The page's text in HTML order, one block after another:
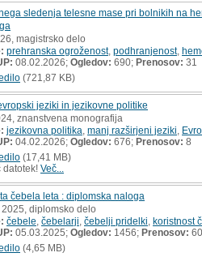
sledenja telesne mase pri bolnikih na
magistrsko delo
prehranska ogroženost, podhranjenost,
08.02.2026; Ogledov: 690; Prenosov: 31
(721,87 KB)
jeziki in jezikovne politike
znanstvena monografija
jezikovna politika manj razširjeni jeziki
04.02.2026; Ogledov: 676; Prenosov: 8
(17,41 MB)
datotek! Več...
čebela leta : diplomska naloga
, 2025, diplomsko delo
čebele čebelarji čebelji pridelki koristnost
05.03.2025; Ogledov: 1456; Prenosov: 60
(4,65 MB)